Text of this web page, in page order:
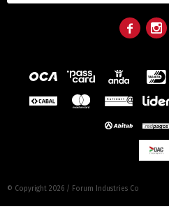
 
© Copyright 2026 / Forum Industries Co